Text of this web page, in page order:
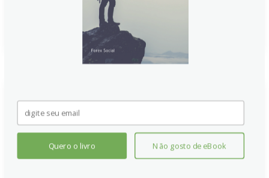
GBP: Misto em meio a mercado
de trabalho fraco no Reino
Unido – BBH
Quero o livro Não gosto de eBook